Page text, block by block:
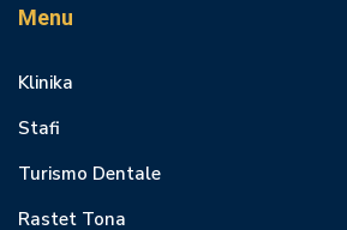
Menu
Klinika
Stafi
Turismo Dentale
Rastet Tona